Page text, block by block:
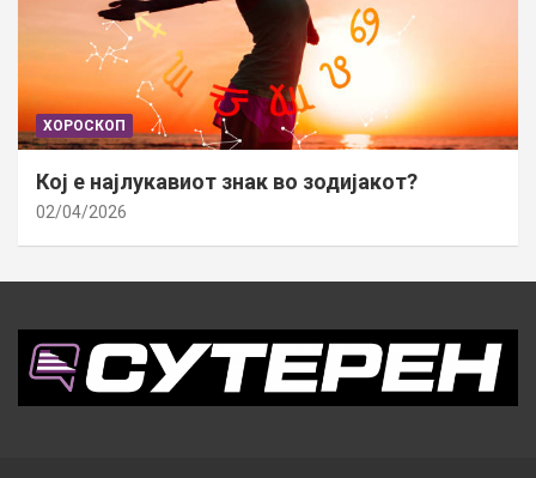
ХОРОСКОП
Кој е најлукавиот знак во зодијакот?
02/04/2026